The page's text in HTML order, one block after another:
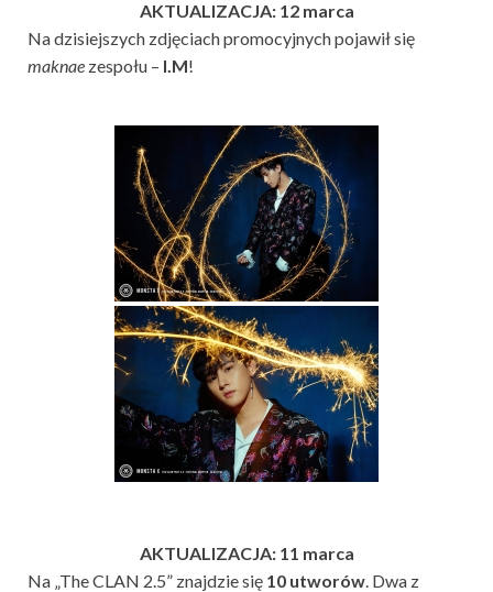
AKTUALIZACJA: 12 marca
Na dzisiejszych zdjęciach promocyjnych pojawił się
maknae zespołu – I.M!
AKTUALIZACJA: 11 marca
Na „The CLAN 2.5” znajdzie się 10 utworów . Dwa z